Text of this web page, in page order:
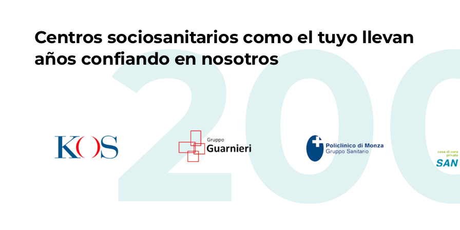
Centros sociosanitarios como el tuyo llevan
años confiando en nosotros